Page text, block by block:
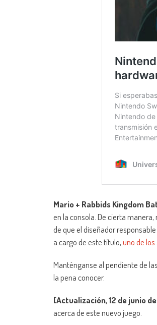
Mario + Rabbids Kingdom
en la consola. De cierta
de que el diseñador
a cargo de este título,uno de los
Manténganse al pendiente de
la pena conocer.
[Actualización, 12 de junio
acerca de este nuevo juego.